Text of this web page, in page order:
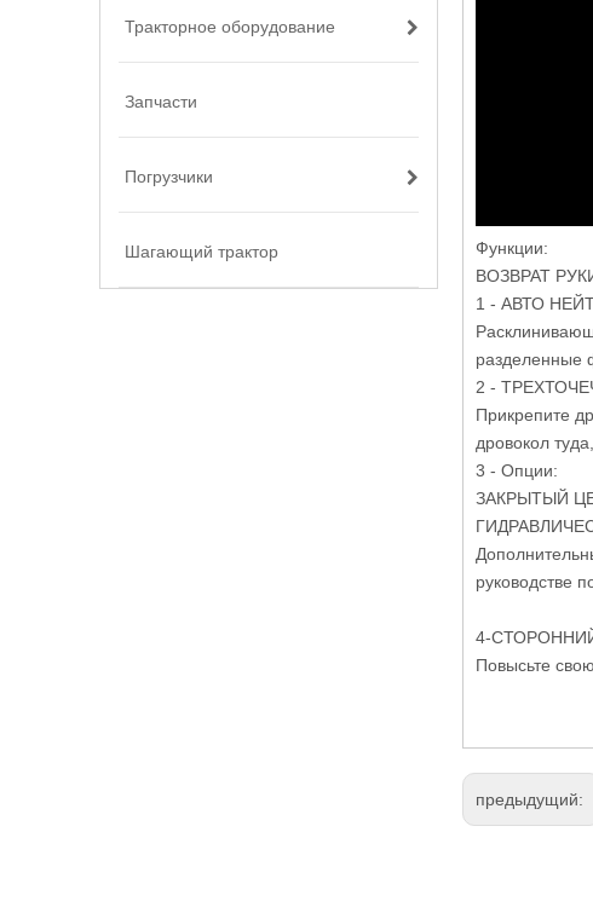
Тракторное оборудование
Запчасти
Погрузчики
Шагающий трактор
Функции:
ВОЗВРАТ
1 - АВТО
разделенные
2 -
Прикрепите
дровокол
3 - Опции:
ЗАКРЫТЫЙ
руководстве
4-
Повысьте
предыдущий: